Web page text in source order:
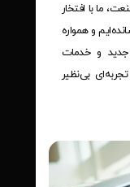
ما با افتخار
و همواره
جدید و خدمات
بی‌نظیر